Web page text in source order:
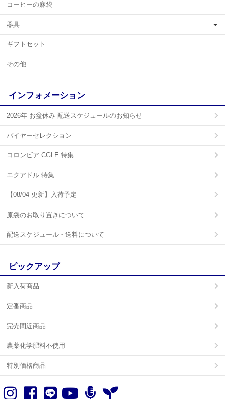
コーヒーの麻袋
器具
ギフトセット
その他
インフォメーション
2026年 お盆休み 配送スケジュールのお知らせ
バイヤーセレクション
コロンビア CGLE 特集
エクアドル 特集
【08/04 更新】入荷予定
原袋のお取り置きについて
配送スケジュール・送料について
ピックアップ
新入荷商品
定番商品
完売間近商品
農薬化学肥料不使用
特別価格商品